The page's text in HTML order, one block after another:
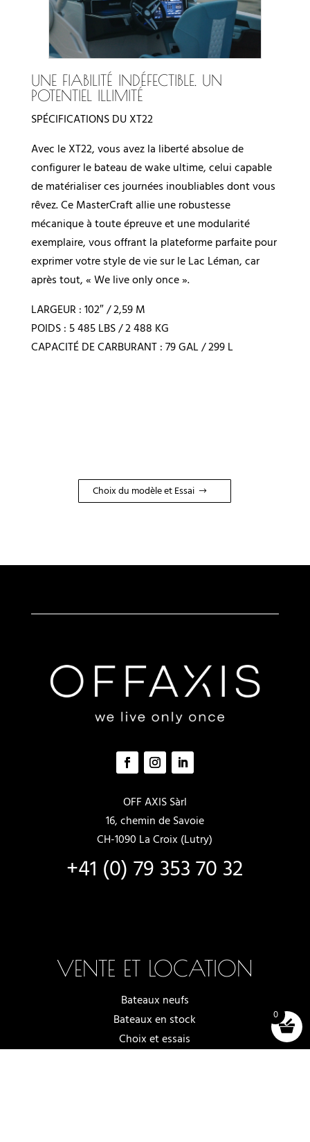
UNE FIABILITÉ INDÉFECTIBLE. UN
POTENTIEL ILLIMITÉ
SPÉCIFICATIONS DU XT22
Avec le XT22, vous avez la liberté absolue de
configurer le bateau de wake ultime, celui capable
de matérialiser ces journées inoubliables dont vous
rêvez. Ce MasterCraft allie une robustesse
mécanique à toute épreuve et une modularité
exemplaire, vous offrant la plateforme parfaite pour
exprimer votre style de vie sur le Lac Léman, car
après tout, « We live only once ».
LARGEUR : 102″ / 2,59 M
POIDS : 5 485 LBS / 2 488 KG
CAPACITÉ DE CARBURANT : 79 GAL / 299 L
Choix du modèle et Essai
OFF AXIS Sàrl
16, chemin de Savoie
CH-1090 La Croix (Lutry)
+41 (0) 79 353 70 32
VENTE ET LOCATION
Bateaux neufs
Bateaux en stock
Choix et essais
0